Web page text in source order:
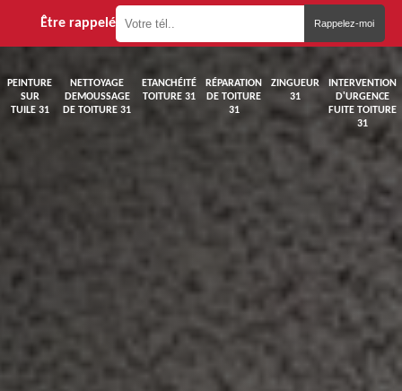
Être rappelé
PEINTURE
SUR
TUILE 31
NETTOYAGE
DEMOUSSAGE
DE TOITURE 31
ETANCHÉITÉ
TOITURE 31
RÉPARATION
DE TOITURE
31
ZINGUEUR
31
INTERVENTION
D'URGENCE
FUITE TOITURE
31